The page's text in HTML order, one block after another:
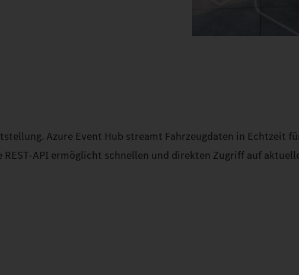
Azure Event Hub streamt Fahrzeugdaten in Echtzeit
API ermöglicht schnellen und direkten Zugriff auf